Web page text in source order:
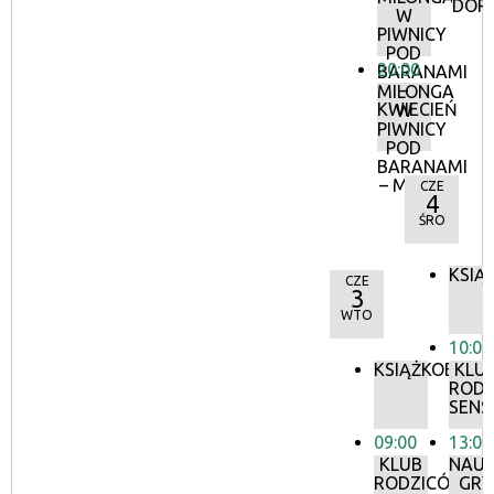
W
PIWNICY
POD
BARANAMI
–
KWIECIEŃ
20:00
MILONGA
W
PIWNICY
POD
BARANAMI
– MAJ
CZE
3
WTO
KSIĄŻKOBIEG
09:00
KLUB
RODZICÓW:
CZE
4
ŚRO
10:00
13:00
GRY